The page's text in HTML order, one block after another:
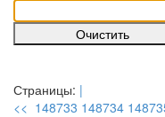
Страницы: |
<< 148733 148734